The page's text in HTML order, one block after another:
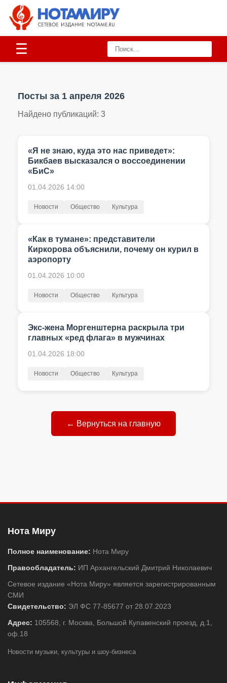
☰
Посты за 1 апреля 2026
Найдено публикаций: 3
Экс-жена Моргенштерна раскрыла три
главных «ред флага» в мужчинах
01.04.2026 18:00
Новости Общество Культура
«Я не знаю, куда это нас приведет»:
Бикбаев высказался о воссоединении
«БиС»
01.04.2026 14:00
Новости Общество Культура
«Как в тумане»: представители
Киркорова объяснили, почему он курил в
аэропорту
01.04.2026 10:00
Новости Общество Культура
← Вернуться на главную
Нота Миру
Полное наименование: Нота Миру
Правообладатель: ИП Архангельский Дмитрий Николаевич
Сетевое издание «Нота Миру» является зарегистрированным
СМИ
Свидетельство: ЭЛ ФС 77-85677 от 28.07.2023
Адрес: 105568, г. Москва, Большой Купавенский проезд, д.1,
оф.18
Новости музыки, культуры и шоу-бизнеса